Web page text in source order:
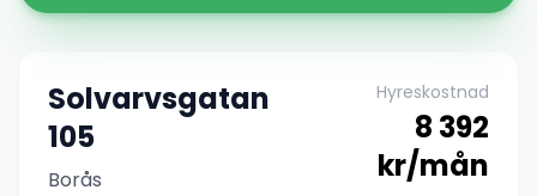
Solvarvsgatan
105
Borås
Hyreskostnad
8 392
kr/mån